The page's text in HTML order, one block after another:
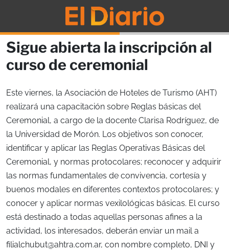
Sigue abierta la inscripción al
curso de ceremonial
Este viernes, la Asociación de Hoteles de Turismo (AHT)
realizará una capacitación sobre Reglas básicas del
Ceremonial, a cargo de la docente Clarisa Rodríguez, de
la Universidad de Morón. Los objetivos son conocer,
identificar y aplicar las Reglas Operativas Básicas del
Ceremonial, y normas protocolares; reconocer y adquirir
las normas fundamentales de convivencia, cortesía y
buenos modales en diferentes contextos protocolares; y
conocer y aplicar normas vexilológicas básicas. El curso
está destinado a todas aquellas personas afines a la
actividad, los interesados, deberán enviar un mail a
filialchubut@ahtra.com.ar, con nombre completo, DNI y